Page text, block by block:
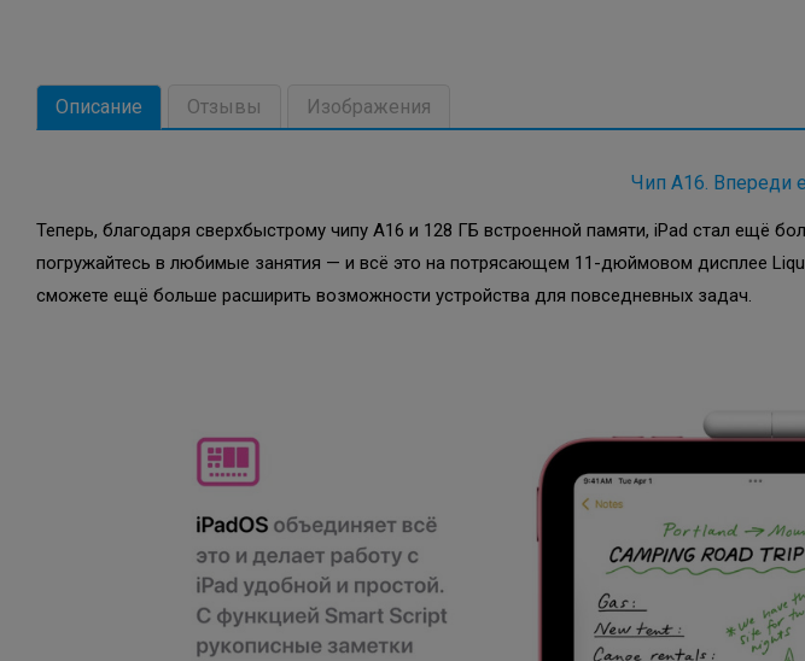
Описание Отзывы Изображения
Чип A16. Впереди
Теперь, благодаря сверхбыстрому чипу A16 и 128 ГБ встроенной памяти, iPad стал ещё
погружайтесь в любимые занятия — и всё это на потрясающем 11-дюймовом дисплее
сможете ещё больше расширить возможности устройства для повседневных задач.